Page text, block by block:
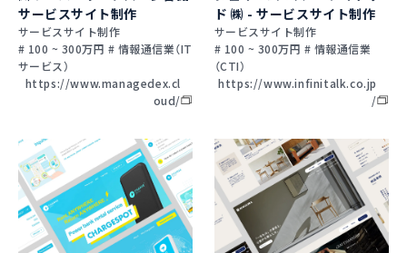
サービスサイト制作
サービスサイト制作
# 100 ~ 300万円 # 情報通信業（IT
サービス）
https://www.managedex.cl
oud/
ド ㈱ - サービスサイト制作
サービスサイト制作
# 100 ~ 300万円 # 情報通信業
（CTI）
https://www.infinitalk.co.jp
/